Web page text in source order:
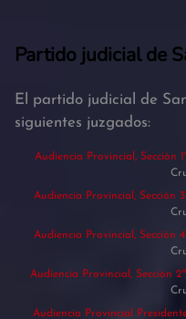
Partido judicial de
El partido judicial de
siguientes juzgados:
Audiencia Provincial, Sección
Audiencia Provincial, Sección
Audiencia Provincial, Sección
Audiencia Provincial, Sección
Audiencia Provincial